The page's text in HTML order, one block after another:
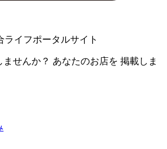
ライフポータルサイト
せんか？ あなたのお店を 掲載しま